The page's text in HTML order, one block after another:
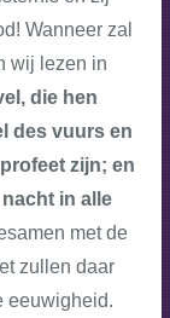
Wanneer zal
wij lezen in
die hen
des vuurs en
zijn; en
in alle
met de
zullen daar
eeuwigheid.